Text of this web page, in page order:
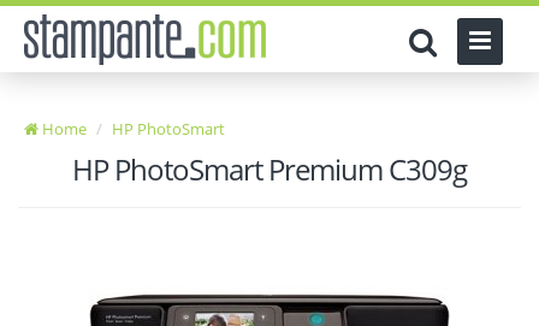
Home HP PhotoSmart
HP PhotoSmart Premium C309g